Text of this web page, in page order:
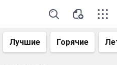
Лучшие Горячие